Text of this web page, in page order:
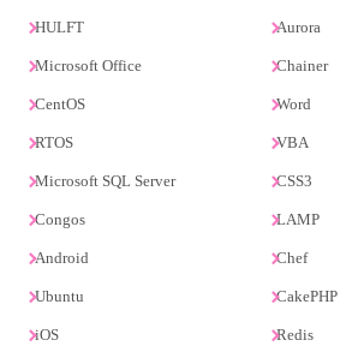
HULFT Aurora
Microsoft Office Chainer
CentOS Word
RTOS VBA
Microsoft SQL Server CSS3
Congos LAMP
Android Chef
Ubuntu CakePHP
iOS Redis